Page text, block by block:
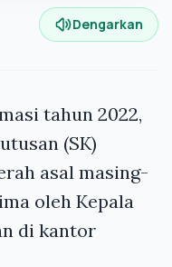
Dengarkan
tahun 2022,
(SK)
asal masing-
oleh Kepala
di kantor